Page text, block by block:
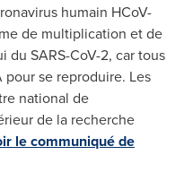
humain HCoV-
de multiplication et de
du SARS-CoV-2, car tous
se reproduire. Les
national de
de la recherche
le communiqué de